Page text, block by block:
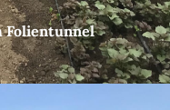
Folientunnel